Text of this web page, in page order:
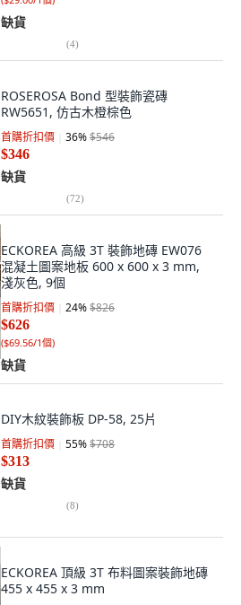
缺貨
(4)
ROSEROSA Bond 型裝飾瓷磚
RW5651, 仿古木橙棕色
首購折扣價 36%$546
$346
缺貨
(72)
ECKOREA 高級 3T 裝飾地磚 EW076
混凝土圖案地板 600 x 600 x 3 mm,
淺灰色, 9個
首購折扣價 24%$826
$626
($69.56/1個)
缺貨
DIY木紋裝飾板 DP-58, 25片
首購折扣價 55%$708
$313
缺貨
(8)
ECKOREA 頂級 3T 布料圖案裝飾地磚
455 x 455 x 3 mm